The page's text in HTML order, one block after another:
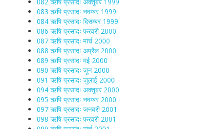
083 ऋषि प्रसादः नवम्बर 1999
084 ऋषि प्रसादः दिसम्बर 1999
086 ऋषि प्रसादः फरवरी 2000
087 ऋषि प्रसादः मार्च 2000
088 ऋषि प्रसादः अप्रैल 2000
089 ऋषि प्रसादः मई 2000
090 ऋषि प्रसादः जून 2000
091 ऋषि प्रसादः जुलाई 2000
094 ऋषि प्रसादः अक्तूबर 2000
095 ऋषि प्रसादः नवम्बर 2000
097 ऋषि प्रसादः जनवरी 2001
098 ऋषि प्रसादः फरवरी 2001